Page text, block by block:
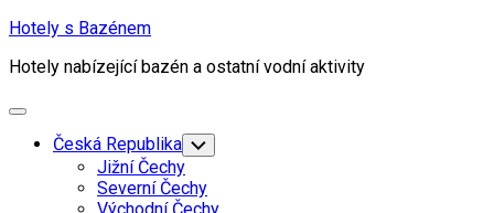
Skip
content
Hotely s Bazénem
Hotely nabízející bazén a ostatní vodní aktivity
Expand
Česká Republika Toggle
Child
Menu
Jižní Čechy
Severní Čechy